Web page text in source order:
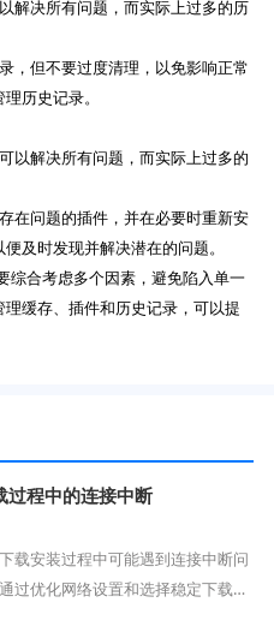
解决所有问题，而实际上过多的历
，但不要过度清理，以免影响正常
历史记录。
以解决所有问题，而实际上过多的
在问题的插件，并在必要时重新安
及时发现并解决潜在的问题。
综合考虑多个因素，避免陷入单一
缓存、插件和历史记录，可以提
过程中的连接中断
载安装过程中可能遇到连接中断问
过优化网络设置和选择稳定下载